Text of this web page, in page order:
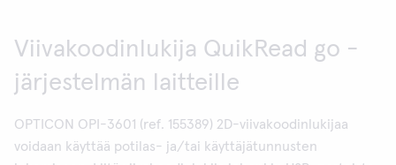
Viivakoodinlukija QuikRead go -
järjestelmän laitteille
OPTICON OPI-3601 (ref. 155389) 2D-viivakoodinlukijaa
voidaan käyttää potilas- ja/tai käyttäjätunnusten